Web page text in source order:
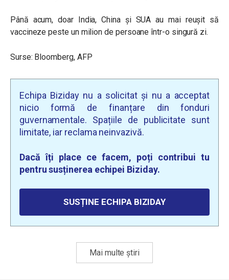
Până acum, doar India, China și SUA au mai reușit să
vaccineze peste un milion de persoane într-o singură zi.
Surse: Bloomberg, AFP
Echipa Biziday nu a solicitat și nu a acceptat
nicio formă de finanțare din fonduri
guvernamentale. Spațiile de publicitate sunt
limitate, iar reclama neinvazivă.
Dacă îți place ce facem, poți contribui tu
pentru susținerea echipei Biziday.
SUSȚINE ECHIPA BIZIDAY
Mai multe știri